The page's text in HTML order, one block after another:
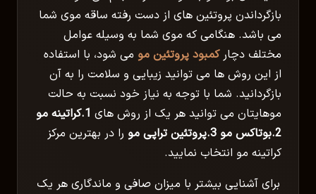
بازگرداندن پروتئین های از دست رفته ساقه موی شما
می باشد. هنگامی که موی شما به وسیله عوامل
مختلف دچارکمبود پروتئین مو می شود، با استفاده
از این روش ها می توانید زیبایی و سلامت را به آن
بازگردانید. شما با توجه به نیاز خود نسبت به حالت
موهایتان می توانید هر یک از روش های
1.کراتینه مو
2.بوتاکس مو 3.پروتئین تراپی مو
را در بهترین مرکز
کراتینه مو انتخاب نمایید.
برای آشنایی بیشتر با میزان صافی و ماندگاری هر یک